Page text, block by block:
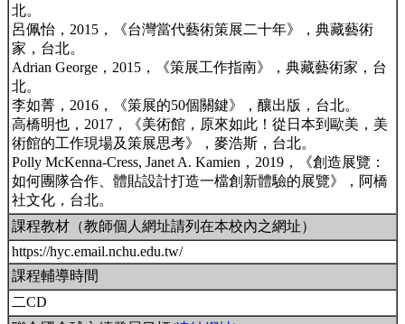
北。
呂佩怡，2015，《台灣當代藝術策展二十年》，典藏藝術
家，台北。
Adrian George，2015，《策展工作指南》，典藏藝術家，台
北。
李如菁，2016，《策展的50個關鍵》，釀出版，台北。
高橋明也，2017，《美術館，原來如此！從日本到歐美，美
術館的工作現場及策展思考》，麥浩斯，台北。
Polly McKenna-Cress, Janet A. Kamien，2019，《創造展覽：
如何團隊合作、體貼設計打造一檔創新體驗的展覽》，阿橋
社文化，台北。
課程教材（教師個人網址請列在本校內之網址）
https://hyc.email.nchu.edu.tw/
課程輔導時間
二CD